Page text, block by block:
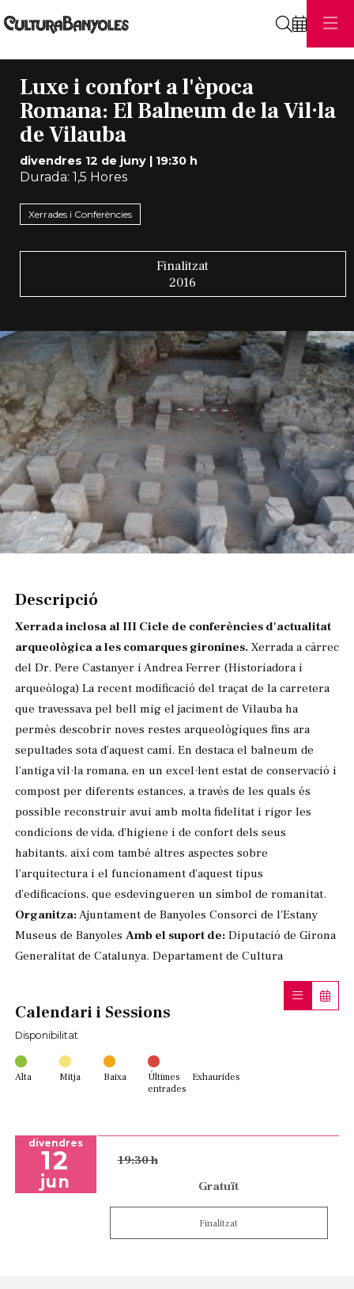
Luxe i confort a l'època
Romana: El Balneum de la Vil·la
de Vilauba
divendres 12 de juny| 19:30 h
Durada: 1,5 Hores
Xerrades i Conferències
Finalitzat
2016
Descripció
Xerrada inclosa al III Cicle de conferències d'actualitat
arqueològica a les comarques gironines. Xerrada a càrrec
del Dr. Pere Castanyer i Andrea Ferrer (Historiadora i
arqueòloga) La recent modificació del traçat de la carretera
que travessava pel bell mig el jaciment de Vilauba ha
permès descobrir noves restes arqueològiques fins ara
sepultades sota d’aquest camí. En destaca el balneum de
l’antiga vil·la romana, en un excel·lent estat de conservació i
compost per diferents estances, a través de les quals és
possible reconstruir avui amb molta fidelitat i rigor les
condicions de vida, d’higiene i de confort dels seus
habitants, així com també altres aspectes sobre
l’arquitectura i el funcionament d’aquest tipus
d’edificacions, que esdevingueren un símbol de romanitat.
Organitza:Ajuntament de Banyoles Consorci de l'Estany
Museus de Banyoles Amb el suport de: Diputació de Girona
Generalitat de Catalunya. Departament de Cultura
Calendari i Sessions
Disponibilitat
Alta Mitja Baixa
Últimes
entrades
Exhaurides
divendres
12
jun
19:30 h
Gratuït
Finalitzat